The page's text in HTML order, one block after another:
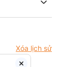
Xóa lịch sử